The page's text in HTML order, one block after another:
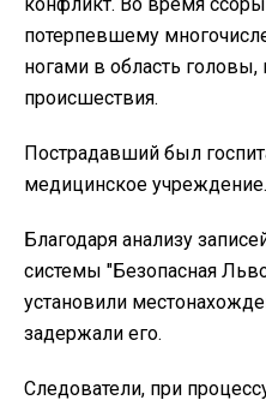
потерпевшему
ногами в область головы,
происшествия.
Пострадавший был
медицинское учреждение.
Благодаря анализу
системы "Безопасная
установили
задержали его.
Следователи, при